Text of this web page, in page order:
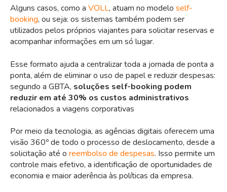
Alguns casos, como a VOLL, atuam no modelo self-
booking, ou seja: os sistemas também podem ser
utilizados pelos próprios viajantes para solicitar reservas e
acompanhar informações em um só lugar.
Esse formato ajuda a centralizar toda a jornada de ponta a
ponta, além de eliminar o uso de papel e reduzir despesas:
segundo a GBTA, soluções self-booking podem
reduzir em até 30% os custos administrativos
relacionados a viagens corporativas
Por meio da tecnologia, as agências digitais oferecem uma
visão 360º de todo o processo de deslocamento, desde a
solicitação até o reembolso de despesas. Isso permite um
controle mais efetivo, a identificação de oportunidades de
economia e maior aderência às políticas da empresa.